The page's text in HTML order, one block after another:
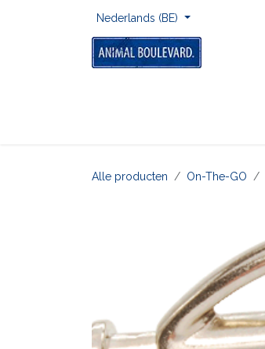
Nederlands (BE)
Alle producten On-The-GO